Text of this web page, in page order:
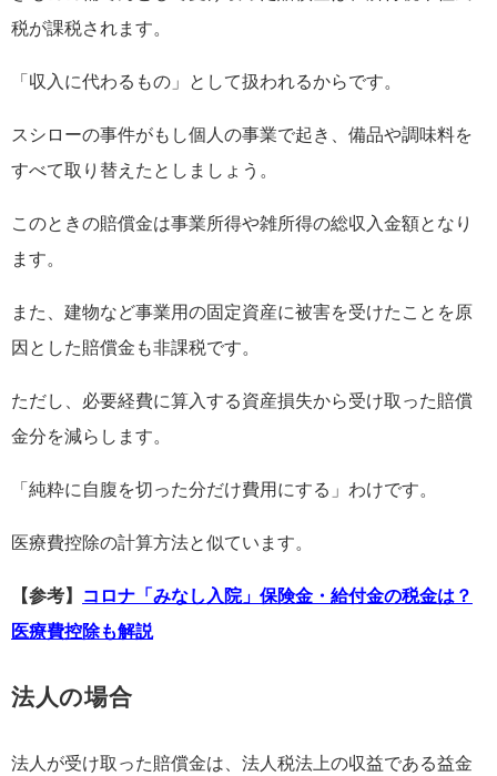
税が課税されます。
「収入に代わるもの」として扱われるからです。
スシローの事件がもし個人の事業で起き、備品や調味料を
すべて取り替えたとしましょう。
このときの賠償金は事業所得や雑所得の総収入金額となり
ます。
また、建物など事業用の固定資産に被害を受けたことを原
因とした賠償金も非課税です。
ただし、必要経費に算入する資産損失から受け取った賠償
金分を減らします。
「純粋に自腹を切った分だけ費用にする」わけです。
医療費控除の計算方法と似ています。
【参考】 コロナ「みなし入院」保険金・給付金の税金は？
医療費控除も解説
法人の場合
法人が受け取った賠償金は、法人税法上の収益である益金